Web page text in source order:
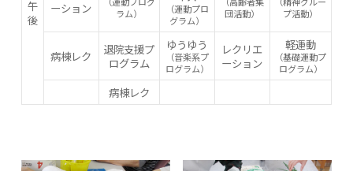
午
後
ーション
ラム）
（運動プロ
グラム）
団活動）
プ活動）
病棟レク
退院支援プ
ログラム
ゆうゆう
（音楽系プ
ログラム）
レクリエ
ーション
軽運動
（基礎運動プ
ログラム）
病棟レク